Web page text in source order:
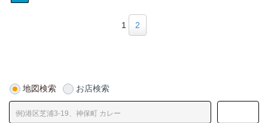
1 2
地図検索 お店検索